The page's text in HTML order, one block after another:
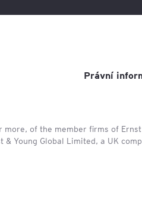
Právní
of the member firms of Ernst
Young Global Limited, a UK